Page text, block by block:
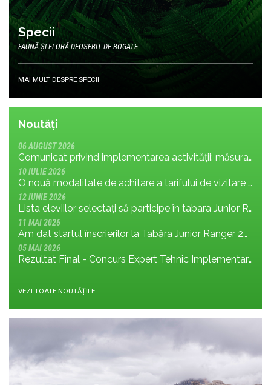
Specii
FAUNĂ ȘI FLORĂ DEOSEBIT DE BOGATE.
MAI MULT DESPRE SPECII
Noutăți
06 AUGUST 2026
Comunicat privind implementarea activității: măsura MR.8.1.4 din planul de management; cu privire la tronsonul de drum cuprins între Baraj Gura Apelor și Cabana Rotunda
10 IULIE 2026
O nouă modalitate de achitare a tarifului de vizitare în Parcul Național Retezat
12 IUNIE 2026
Lista eleviilor selectați să participe în tabara Junior Ranger 2026
11 MAI 2026
Am dat startul înscrierilor la Tabăra Junior Ranger 2026 – Oameni conectați prin natură – tineri și comunități pentru viitorul Parcului Național Retezat
05 MAI 2026
Rezultat Final - Concurs Expert Tehnic Implementare 3 05.05.2026
VEZI TOATE NOUTĂȚILE